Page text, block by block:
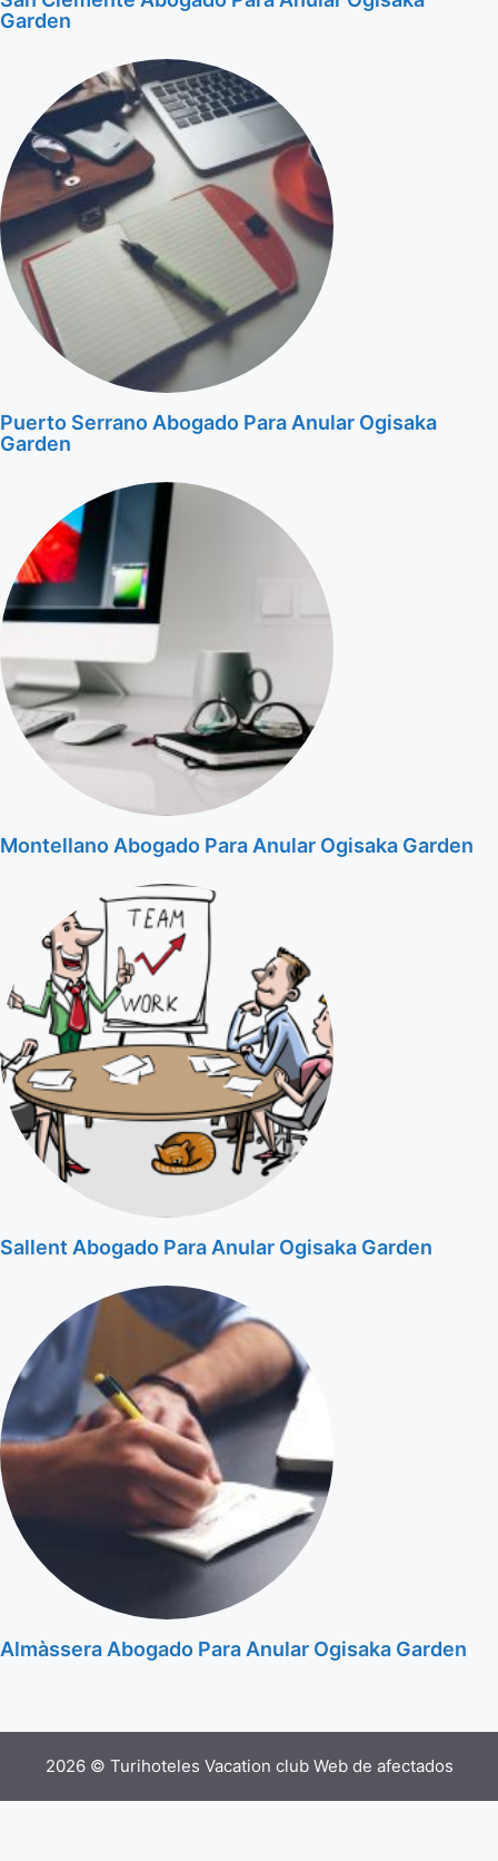
Garden
Puerto Serrano Abogado Para Anular Ogisaka
Garden
Montellano Abogado Para Anular Ogisaka Garden
Sallent Abogado Para Anular Ogisaka Garden
Almàssera Abogado Para Anular Ogisaka Garden
2026 © Turihoteles Vacation club Web de afectados